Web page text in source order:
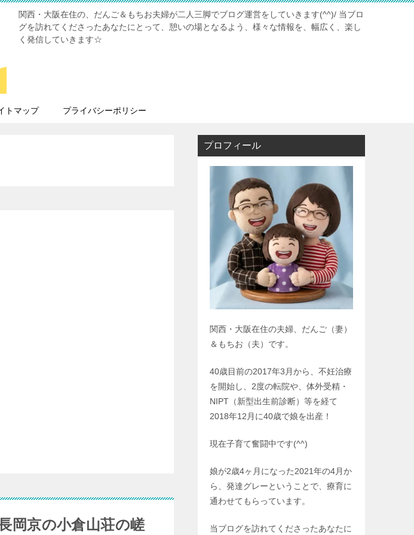
関西・大阪在住の、だんご＆もちお夫婦が二人三脚でブログ運営をしていきます(^^)/ 当ブロ
グを訪れてくださったあなたにとって、憩いの場となるよう、様々な情報を、幅広く、楽し
く発信していきます☆
トマップ プライバシーポリシー
岡京の小倉山荘の嵯
プロフィール
関西・大阪在住の夫婦、だんご（妻）
＆もちお（夫）です。
40歳目前の2017年3月から、不妊治療
を開始し、2度の転院や、体外受精・
NIPT（新型出生前診断）等を経て
2018年12月に40歳で娘を出産！
現在子育て奮闘中です(^^)
娘が2歳4ヶ月になった2021年の4月か
ら、発達グレーということで、療育に
通わせてもらっています。
当ブログを訪れてくださったあなたに